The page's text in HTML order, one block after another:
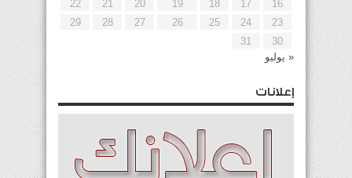
16
17
18
19
20
21
22
23
24
25
26
27
28
29
30
31
« يوليو
إعلانات